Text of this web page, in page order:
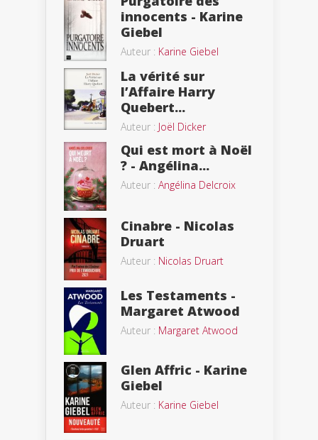
innocents - Karine
Giebel
Auteur : Karine Giebel
La vérité sur
l’Affaire Harry
Quebert...
Auteur : Joël Dicker
Qui est mort à Noël
? - Angélina...
Auteur : Angélina Delcroix
Cinabre - Nicolas
Druart
Auteur : Nicolas Druart
Les Testaments -
Margaret Atwood
Auteur : Margaret Atwood
Glen Affric - Karine
Giebel
Auteur : Karine Giebel